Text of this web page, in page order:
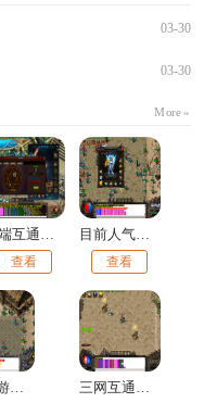
03-30
03-30
More »
三端互通传奇手游发布网
查看
目前人气最旺的传奇合击手游
查看
新开手游传奇发布网999 三网互通传奇手游发布网